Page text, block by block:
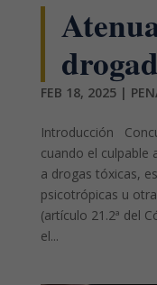
FEB 18, 2025|
Introducción
cuando el culpable
a drogas tóxicas,
psicotrópicas u
(artículo 21.2ª del
el...